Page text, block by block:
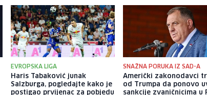
EVROPSKA LIGA
Haris Tabaković junak
Salzburga, pogledajte kako je
postigao prvijenac za pobjedu
SNAŽNA PORUKA IZ SAD-A
Američki zakonodavci
od Trumpa da ponovo
sankcije zvaničnicima u